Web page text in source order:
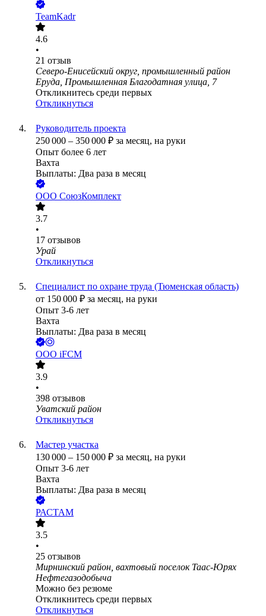
TeamKadr
4.6
•
21 отзыв
Северо-Енисейский округ, промышленный район
Еруда, Промышленная Благодатная улица, 7
Откликнитесь среди первых
Откликнуться
Руководитель проекта
250 000 – 350 000 ₽ за месяц, на руки
Опыт более 6 лет
Вахта
Выплаты: Два раза в месяц
ООО СоюзКомплект
3.7
•
17 отзывов
Урай
Откликнуться
Специалист по охране труда (Тюменская область)
от 150 000 ₽ за месяц, на руки
Опыт 3-6 лет
Вахта
Выплаты: Два раза в месяц
ООО iFCM
3.9
•
398 отзывов
Уватский район
Откликнуться
Мастер участка
130 000 – 150 000 ₽ за месяц, на руки
Опыт 3-6 лет
Вахта
Выплаты: Два раза в месяц
РАСТАМ
3.5
•
25 отзывов
Мирнинский район, вахтовый поселок Таас-Юрях
Нефтегазодобыча
Можно без резюме
Откликнитесь среди первых
Откликнуться